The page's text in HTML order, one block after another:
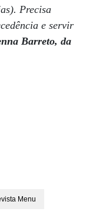
Precisa
e servir
Barreto, da
Menu